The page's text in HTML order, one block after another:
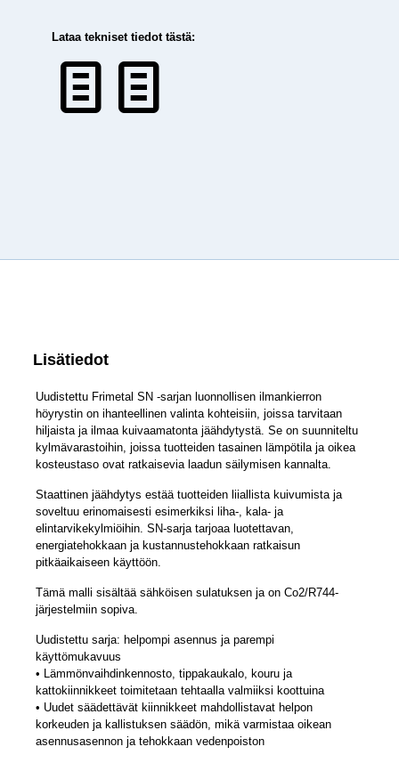
Lataa tekniset tiedot tästä:
Lisätiedot
Uudistettu Frimetal SN -sarjan luonnollisen ilmankierron
höyrystin on ihanteellinen valinta kohteisiin, joissa tarvitaan
hiljaista ja ilmaa kuivaamatonta jäähdytystä. Se on suunniteltu
kylmävarastoihin, joissa tuotteiden tasainen lämpötila ja oikea
kosteustaso ovat ratkaisevia laadun säilymisen kannalta.
Staattinen jäähdytys estää tuotteiden liiallista kuivumista ja
soveltuu erinomaisesti esimerkiksi liha-, kala- ja
elintarvikekylmiöihin. SN-sarja tarjoaa luotettavan,
energiatehokkaan ja kustannustehokkaan ratkaisun
pitkäaikaiseen käyttöön.
Tämä malli sisältää sähköisen sulatuksen ja on Co2/R744-
järjestelmiin sopiva.
Uudistettu sarja: helpompi asennus ja parempi
käyttömukavuus
• Lämmönvaihdinkennosto, tippakaukalo, kouru ja
kattokiinnikkeet toimitetaan tehtaalla valmiiksi koottuina
• Uudet säädettävät kiinnikkeet mahdollistavat helpon
korkeuden ja kallistuksen säädön, mikä varmistaa oikean
asennusasennon ja tehokkaan vedenpoiston